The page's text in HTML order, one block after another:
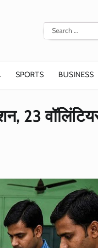
Search
for:
SPORTS BUSINESS
23